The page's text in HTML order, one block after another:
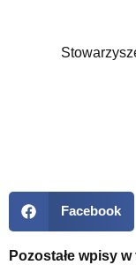
Facebook
Pozostałe wpisy